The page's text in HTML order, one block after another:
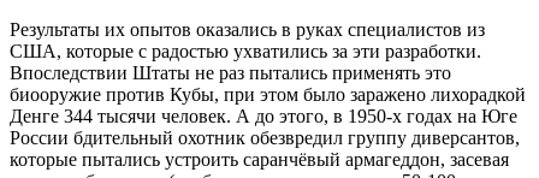
Результаты их опытов оказались в руках специалистов из
США, которые с радостью ухватились за эти разработки.
Впоследствии Штаты не раз пытались применять это
биооружие против Кубы, при этом было заражено лихорадкой
Денге 344 тысячи человек. А до этого, в 1950-х годах на Юге
России бдительный охотник обезвредил группу диверсантов,
которые пытались устроить саранчёвый армагеддон, засевая